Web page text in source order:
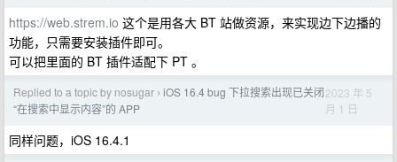
https://web.strem.io 这个是用各大 BT 站做资源，来实现边下边播的
功能，只需要安装插件即可。
可以把里面的 BT 插件适配下 PT 。
Replied to a topic by nosugar › iOS 16.4 bug 下拉搜索出现已关闭
“在搜索中显示内容”的 APP
2023 年 5
月 1 日
同样问题，iOS 16.4.1